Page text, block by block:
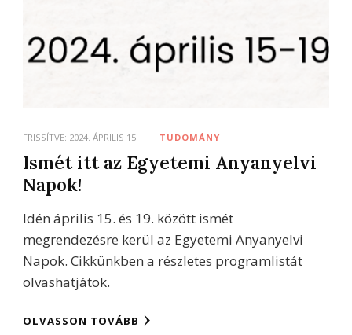
FRISSÍTVE: 2024. ÁPRILIS 15. TUDOMÁNY
Ismét itt az Egyetemi Anyanyelvi
Napok!
Idén április 15. és 19. között ismét
megrendezésre kerül az Egyetemi Anyanyelvi
Napok. Cikkünkben a részletes programlistát
olvashatjátok.
OLVASSON TOVÁBB